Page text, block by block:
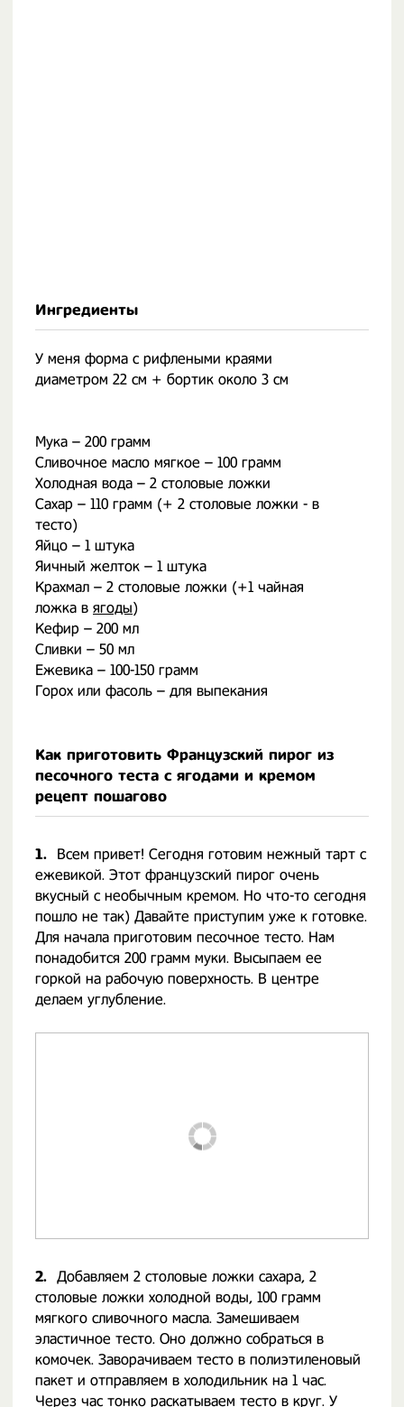
Ингредиенты
У меня форма с рифлеными краями
диаметром 22 см + бортик около 3 см
Мука – 200 грамм
Сливочное масло мягкое – 100 грамм
Холодная вода – 2 столовые ложки
Сахар – 110 грамм (+ 2 столовые ложки - в
тесто)
Яйцо – 1 штука
Яичный желток – 1 штука
Крахмал – 2 столовые ложки (+1 чайная
ложка в ягоды)
Кефир – 200 мл
Сливки – 50 мл
Ежевика – 100-150 грамм
Горох или фасоль – для выпекания
Как приготовить Французский пирог из
песочного теста с ягодами и кремом
рецепт пошагово
1.
Всем привет! Сегодня готовим нежный тарт с
ежевикой. Этот французский пирог очень
вкусный с необычным кремом. Но что-то сегодня
пошло не так) Давайте приступим уже к готовке.
Для начала приготовим песочное тесто. Нам
понадобится 200 грамм муки. Высыпаем ее
горкой на рабочую поверхность. В центре
делаем углубление.
2. Добавляем 2 столовые ложки сахара, 2
столовые ложки холодной воды, 100 грамм
мягкого сливочного масла. Замешиваем
эластичное тесто. Оно должно собраться в
комочек. Заворачиваем тесто в полиэтиленовый
пакет и отправляем в холодильник на 1 час.
Через час тонко раскатываем тесто в круг. У